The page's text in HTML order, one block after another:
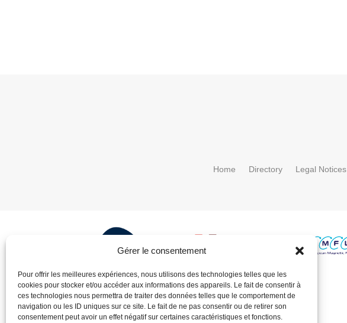
Gérer le consentement
Pour offrir les meilleures expériences, nous utilisons des technologies telles que les
cookies pour stocker et/ou accéder aux informations des appareils. Le fait de consentir à
ces technologies nous permettra de traiter des données telles que le comportement de
navigation ou les ID uniques sur ce site. Le fait de ne pas consentir ou de retirer son
consentement peut avoir un effet négatif sur certaines caractéristiques et fonctions.
Home Directory Legal Notices